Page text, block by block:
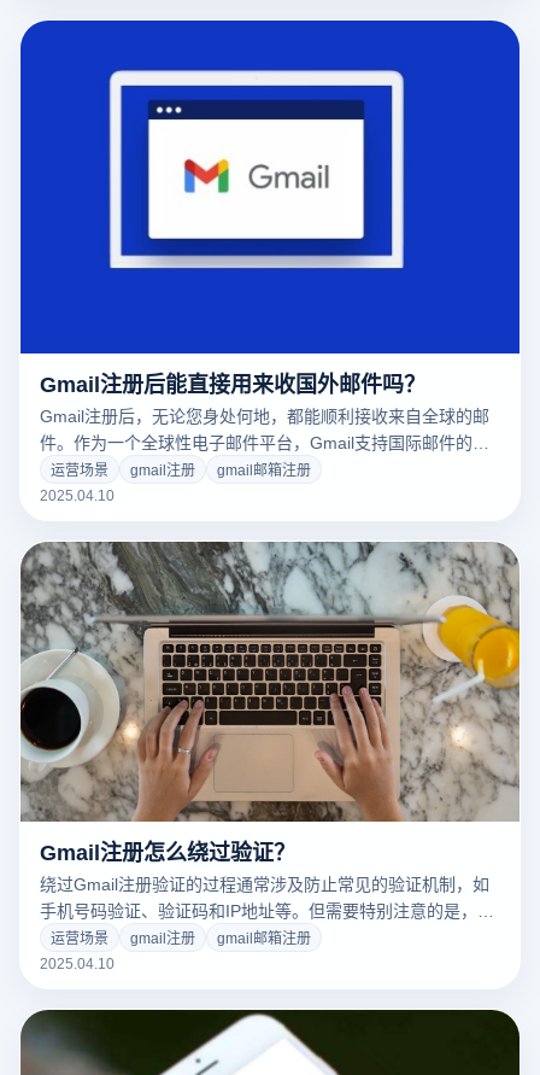
Gmail注册后能直接用来收国外邮件吗？
Gmail注册后，无论您身处何地，都能顺利接收来自全球的邮
件。作为一个全球性电子邮件平台，Gmail支持国际邮件的收
发，无论是与世界各地的客户、同事或商业伙伴沟通，还是处
理跨国公司的通知和市场信息，Gmail都能提供便捷的服务。
运营场景 gmail注册
gmail邮箱注册
2025.04.10
Gmail注册怎么绕过验证？
绕过Gmail注册验证的过程通常涉及防止常见的验证机制，如
手机号码验证、验证码和IP地址等。但需要特别注意的是，绕
过这些验证步骤可能会违反Gmail的使用条款，并可能导致账
户被限制或封禁。因此，使用任何工具时应始终遵守平台的规
运营场景 gmail注册
gmail邮箱注册
2025.04.10